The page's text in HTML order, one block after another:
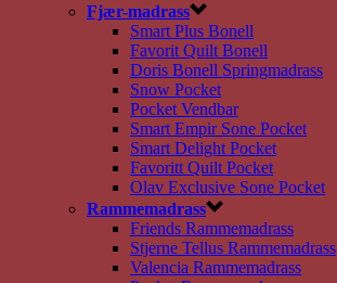
Fjær-madrass
Smart Plus Bonell
Favorit Quilt Bonell
Doris Bonell Springmadrass
Snow Pocket
Pocket Vendbar
Smart Empir Sone Pocket
Smart Delight Pocket
Favoritt Quilt Pocket
Olav Exclusive Sone Pocket
Rammemadrass
Friends Rammemadrass
Stjerne Tellus Rammemadrass
Valencia Rammemadrass